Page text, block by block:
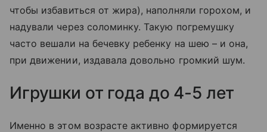
чтобы избавиться от жира), наполняли горохом, и
надували через соломинку. Такую погремушку
часто вешали на бечевку ребенку на шею – и она,
при движении, издавала довольно громкий шум.
Игрушки от года до 4-5 лет
Именно в этом возрасте активно формируется